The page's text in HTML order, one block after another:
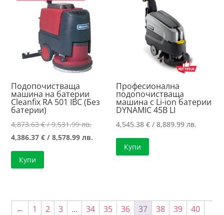
Подопочистваща
машина на батерии
Cleanfix RA 501 IBC (Без
батерии)
4,873.63€/ 9,531.99 лв.Original
price
4,386.37€ / 8,578.99 лв. Текущата
8,578.99 лв..
Купи
Професионална
подопочистваща
машина с Li-ion батерии
DYNAMIC 45B LI
4,545.38€ / 8,889.99 лв.
Купи
← 1 2 3 … 34 35 36 37 38 39
40